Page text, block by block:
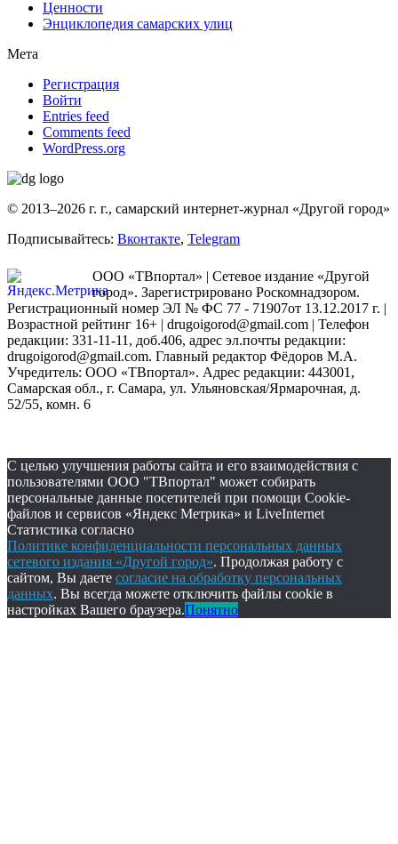
Ценности
Энциклопедия самарских улиц
Мета
Регистрация
Войти
Entries feed
Comments feed
WordPress.org
© 2013–2026 г. г., самарский интернет-журнал «Другой город»
Подписывайтесь: Вконтакте, Telegram
ООО «ТВпортал» | Сетевое издание «Другой
город». Зарегистрировано Роскомнадзором.
Регистрационный номер ЭЛ № ФС 77 - 71907от 13.12.2017 г. |
Возрастной рейтинг 16+ | drugoigorod@gmail.com | Телефон
редакции: 331-11-11, доб.406, адрес эл.почты редакции:
drugoigorod@gmail.com. Главный редактор Фёдоров М.А.
Учредитель: ООО «ТВпортал». Адрес редакции: 443001,
Самарская обл., г. Самара, ул. Ульяновская/Ярмарочная, д.
52/55, комн. 6
С целью улучшения работы сайта и его взаимодействия с
пользователями ООО "ТВпортал" может собирать
персональные данные посетителей при помощи Cookie-
файлов и сервисов «Яндекс Метрика» и LiveInternet
Статистика согласно
Политике конфиденциальности персональных данных
сетевого издания «Другой город». Продолжая работу с
сайтом, Вы даете согласие на обработку персональных
данных. Вы всегда можете отключить файлы cookie в
настройках Вашего браузера.Понятно